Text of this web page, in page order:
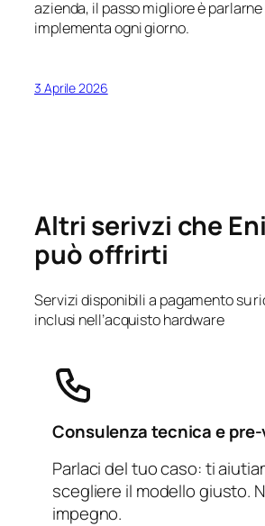
azienda, il passo migliore è
implementa ogni giorno.
3 Aprile 2026
Altri serivzi che
può offrirti
Servizi disponibili a pagamento su
inclusi nell’acquisto hardware
Consulenza tecnica e
Parlaci del tuo caso: ti
scegliere il modello giusto.
impegno.